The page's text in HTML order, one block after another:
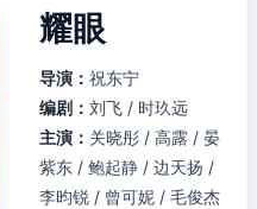
耀眼
导演： 祝东宁
编剧： 刘飞 / 时玖远
主演： 关晓彤 / 高露 / 晏
紫东 / 鲍起静 / 边天扬 /
李昀锐 / 曾可妮 / 毛俊杰